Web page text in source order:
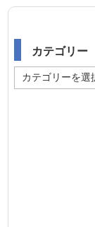
カテゴリー
テ